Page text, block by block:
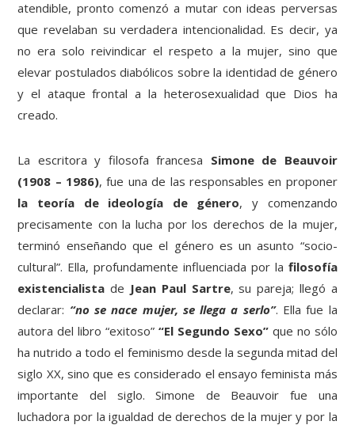
atendible, pronto comenzó a mutar con ideas perversas
que revelaban su verdadera intencionalidad. Es decir, ya
no era solo reivindicar el respeto a la mujer, sino que
elevar postulados diabólicos sobre la identidad de género
y el ataque frontal a la heterosexualidad que Dios ha
creado.
La escritora y filosofa francesa Simone de Beauvoir
(1908 – 1986), fue una de las responsables en proponer
la teoría de ideología de género, y comenzando
precisamente con la lucha por los derechos de la mujer,
terminó enseñando que el género es un asunto “socio-
cultural”. Ella, profundamente influenciada por la filosofía
existencialista de Jean Paul Sartre, su pareja; llegó a
declarar: “no se nace mujer, se llega a serlo”. Ella fue la
autora del libro “exitoso”“El Segundo Sexo”que no sólo
ha nutrido a todo el feminismo desde la segunda mitad del
siglo XX, sino que es considerado el ensayo feminista más
importante del siglo. Simone de Beauvoir fue una
luchadora por la igualdad de derechos de la mujer y por la